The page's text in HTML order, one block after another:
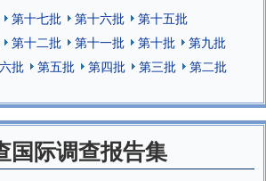
第十七批 第十六批
第十五批
第十二批 第十一批 第十批
第九批
批 第五批 第四批 第三批
第二批
国际调查报告集